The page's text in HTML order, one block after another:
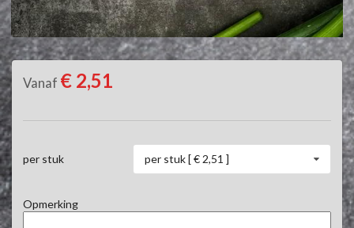
Vanaf € 2,51
per stuk per stuk [ € 2,51 ]
Opmerking